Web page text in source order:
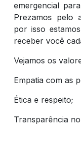
emergencial
Prezamos pelo
por isso
receber você
Vejamos os
Empatia com as
Ética e respeito;
Transparência